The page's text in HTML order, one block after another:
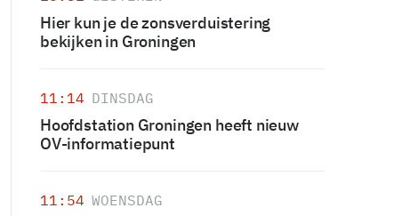
Hier kun je de zonsverduistering
bekijken in Groningen
11:14 DINSDAG
Hoofdstation Groningen heeft nieuw
OV-informatiepunt
11:54 WOENSDAG